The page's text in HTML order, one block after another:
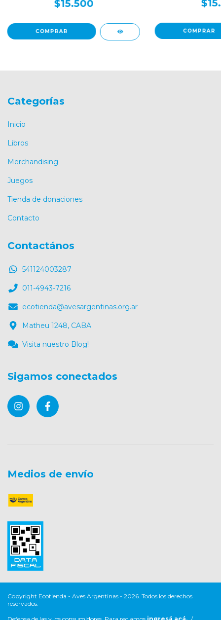
$15.500
Categorías
Inicio
Libros
Merchandising
Juegos
Tienda de donaciones
Contacto
Contactános
541124003287
011-4943-7216
ecotienda@avesargentinas.org.ar
Matheu 1248, CABA
Visita nuestro Blog!
Sigamos conectados
Medios de envío
Copyright Ecotienda - Aves Argentinas - 2026. Todos los derechos
reservados.